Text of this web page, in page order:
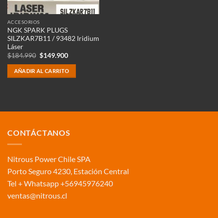
ACCESORIOS
NGK SPARK PLUGS
SILZKAR7B11 / 93482 Iridium
Láser
$184.990 El
original
era:
$184.990.
$149.900El
actual
es:
$149.900.
AÑADIR AL CARRITO
CONTÁCTANOS
Nitrous Power Chile SPA
Porto Seguro 4230, Estación Central
Tel + Whatsapp +56945976240
ventas@nitrous.cl